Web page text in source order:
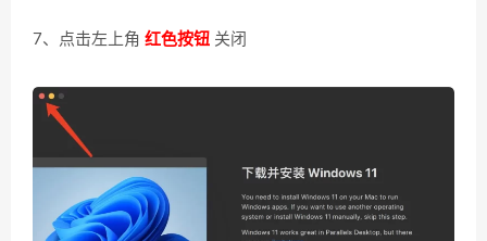
7、点击左上角 红色按钮 关闭